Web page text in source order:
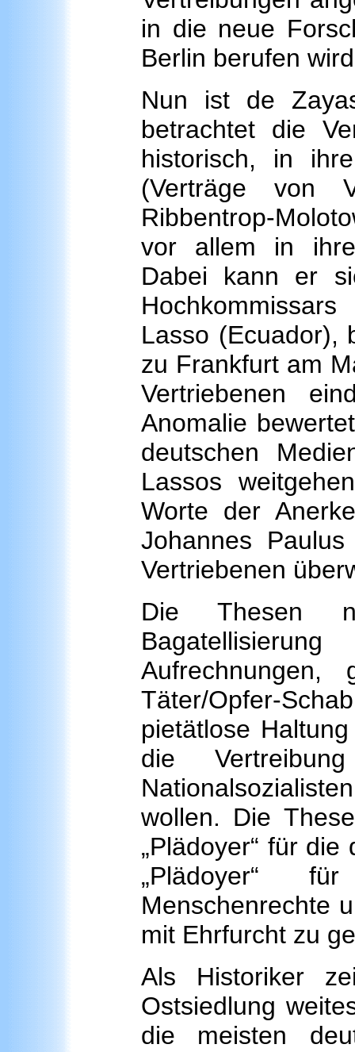
in die neue
Berlin berufen
Nun ist de
betrachtet die
historisch, in
(Verträge von
Ribbentrop-
vor allem in
Dabei kann er
Lasso (Ecuador),
zu Frankfurt am
Vertriebenen
Anomalie
deutschen
Lassos
Worte der
Johannes
Vertriebenen
Die Thesen
Aufrechnungen,
Täter/Opfer-
pietätlose
die
wollen. Die
„Plädoyer“ für
„Plädoyer“
Menschenrechte
mit Ehrfurcht zu
Als Historiker
Ostsiedlung
die meisten